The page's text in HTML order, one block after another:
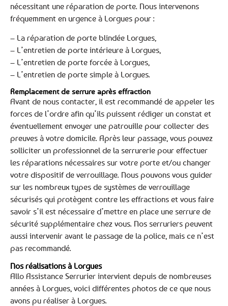
nécessitant une réparation de porte. Nous intervenons
fréquemment en urgence à Lorgues pour :
– La réparation de porte blindée Lorgues,
– L’entretien de porte intérieure à Lorgues,
– L’entretien de porte forcée à Lorgues,
– L’entretien de porte simple à Lorgues.
Remplacement de serrure après effraction
Avant de nous contacter, il est recommandé de appeler les
forces de l’ordre afin qu’ils puissent rédiger un constat et
éventuellement envoyer une patrouille pour collecter des
preuves à votre domicile. Après leur passage, vous pouvez
solliciter un professionnel de la serrurerie pour effectuer
les réparations nécessaires sur votre porte et/ou changer
votre dispositif de verrouillage. Nous pouvons vous guider
sur les nombreux types de systèmes de verrouillage
sécurisés qui protègent contre les effractions et vous faire
savoir s’il est nécessaire d’mettre en place une serrure de
sécurité supplémentaire chez vous. Nos serruriers peuvent
aussi intervenir avant le passage de la police, mais ce n’est
pas recommandé.
Nos réalisations à Lorgues
Allo Assistance Serrurier intervient depuis de nombreuses
années à Lorgues, voici différentes photos de ce que nous
avons pu réaliser à Lorgues.